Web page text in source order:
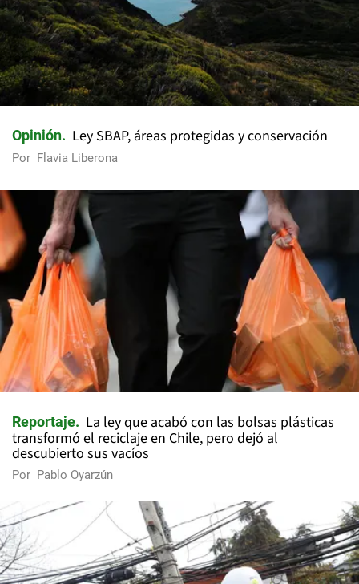
Opinión Ley SBAP, áreas protegidas y conservación
Por Flavia Liberona
Reportaje
La ley que acabó con las bolsas plásticas
transformó el reciclaje en Chile, pero dejó al
descubierto sus vacíos
Por Pablo Oyarzún